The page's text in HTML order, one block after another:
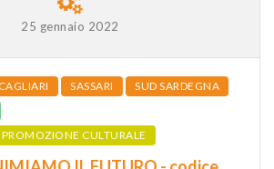
25 gennaio 2022
CAGLIARI SASSARI
SUD SARDEGNA
CULTURALE